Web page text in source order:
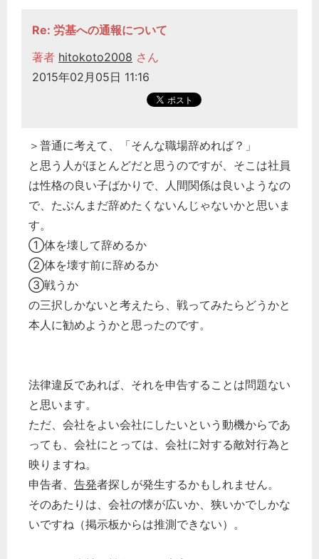
Re: 労基への通報について
著者 hitokoto2008 さん
2015年02月05日 11:16
＞普通に考えて、「そんな職場辞めれば？」
と思う人がほとんどだと思うのですが、そこは社員
は性格の良い子ばかりで、人間関係は良いようなの
で、たぶんまだ辞めたくないんじゃないかと思いま
す。
①体を壊して辞めるか
②体を壊す前に辞めるか
③戦うか
の三択しかないと考えたら、戦ってみたらどうかと
本人に勧めようかと思ったのです。
法律違反であれば、それを申告することは問題ない
と思います。
ただ、会社をよい会社にしたいという動機からであ
っても、会社にとっては、会社に対する敵対行為と
映りますね。
申告者、 告発者探しが発生するかもしれません。
そのあたりは、会社の懐が広いか、狭いかでしかな
いですね（掲示板からは推測できない）。